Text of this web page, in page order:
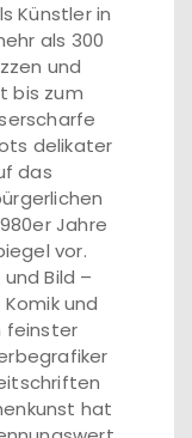
Künstler in
als 300
und
bis zum
delikater
das
Jahre
vor.
Bild –
und
feinster
hat